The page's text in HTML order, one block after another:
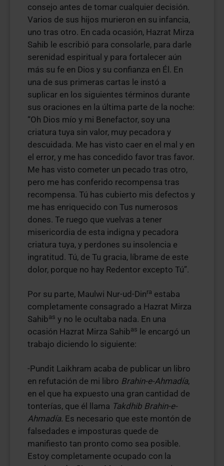
consejo antes de tomar cualquier decisión.
Varios de sus hijos murieron en su infancia,
uno tras otro. En cada ocasión, Hazrat Mirza
Sahib le escribió para consolarle, para darle
serenidad espiritual y para fortalecer aún
más su fe en Dios y su confianza en Él. En
una de sus primeras cartas le instó a
suplicar en los siguientes términos durante
sus oraciones en la última parte de la noche:
“Oh Dios mío y mi Benefactor, soy una
criatura tuya sin valor, muy pecadora y
descuidada. Me has visto caer en el mal y en
el error, y me has concedido favor tras favor.
Me has visto cometer un pecado tras otro,
pero me has conferido recompensa tras
recompensa. Tú has cubierto mis defectos y
me has enriquecido con Tus numerosos
dones. Te ruego que vuelvas a tener
misericordia de esta indigna y pecadora
criatura tuya, y perdones su insolencia e
ingratitud. Tú, de Tu gracia, líbrame de este
dolor, porque no hay Redentor excepto Tú”.
Por su parte, Maulwi Nur-ud-Dinra estaba
completamente consagrado a Hazrat Mirza
Sahibas y no le ocultaba nada. En una
ocasión Hazrat Mirza Sahibas
le encargó un
trabajo diciendo lo siguiente:
-Pundit Laikhram acaba de publicar un libro
en refutación de mi libro Brahin-e-Ahmadía,
en el que ha expuesto una gran cantidad de
tonterías, que él llama Takdhib Brahin-e-
Ahmadía. Es necesario que este montón de
falsedades e imposturas quede de
manifiesto tan pronto como sea posible.
Estoy completamente ocupado con la